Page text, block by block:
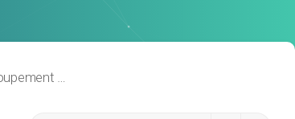
Regroupement de crédits avec garantie